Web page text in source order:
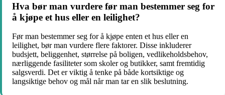
Hva bør man vurdere før man bestemmer seg for
å kjøpe et hus eller en leilighet?
Før man bestemmer seg for å kjøpe enten et hus eller en
leilighet, bør man vurdere flere faktorer. Disse inkluderer
budsjett, beliggenhet, størrelse på boligen, vedlikeholdsbehov,
nærliggende fasiliteter som skoler og butikker, samt fremtidig
salgsverdi. Det er viktig å tenke på både kortsiktige og
langsiktige behov og mål når man tar en slik beslutning.